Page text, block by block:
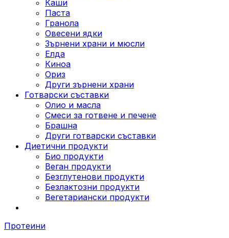
Каши
Паста
Гранола
Овесени ядки
Зърнени храни и мюсли
Елда
Киноа
Ориз
Други зърнени храни
Готварски съставки
Олио и масла
Смеси за готвене и печене
Брашна
Други готварски съставки
Диетични продукти
Био продукти
Веган продукти
Безглутенови продукти
Безлактозни продукти
Вегетариански продукти
Протеини